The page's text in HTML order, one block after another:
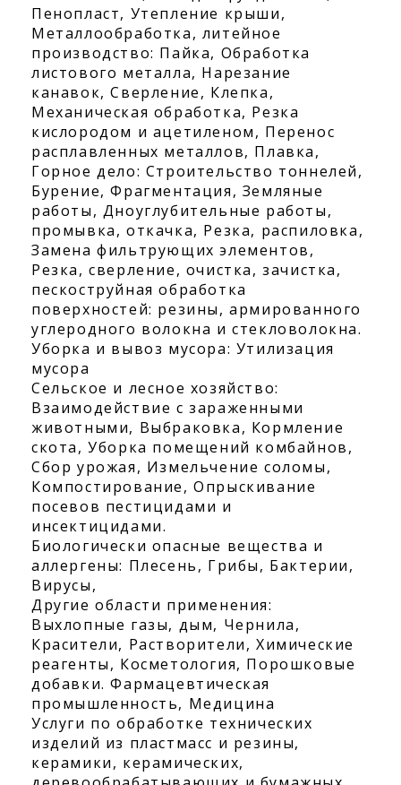
Пенопласт, Утепление крыши,
Металлообработка, литейное
производство: Пайка, Обработка
листового металла, Нарезание
канавок, Сверление, Клепка,
Механическая обработка, Резка
кислородом и ацетиленом, Перенос
расплавленных металлов, Плавка,
Горное дело: Строительство тоннелей,
Бурение, Фрагментация, Земляные
работы, Дноуглубительные работы,
промывка, откачка, Резка, распиловка,
Замена фильтрующих элементов,
Резка, сверление, очистка, зачистка,
пескоструйная обработка
поверхностей: резины, армированного
углеродного волокна и стекловолокна.
Уборка и вывоз мусора: Утилизация
мусора
Сельское и лесное хозяйство:
Взаимодействие с зараженными
животными, Выбраковка, Кормление
скота, Уборка помещений комбайнов,
Сбор урожая, Измельчение соломы,
Компостирование, Опрыскивание
посевов пестицидами и
инсектицидами.
Биологически опасные вещества и
аллергены: Плесень, Грибы, Бактерии,
Вирусы,
Другие области применения:
Выхлопные газы, дым, Чернила,
Красители, Растворители, Химические
реагенты, Косметология, Порошковые
добавки. Фармацевтическая
промышленность, Медицина
Услуги по обработке технических
изделий из пластмасс и резины,
керамики, керамических,